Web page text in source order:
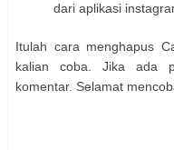
dari aplikasi
Itulah cara menghapus
kalian coba. Jika ada
komentar. Selamat